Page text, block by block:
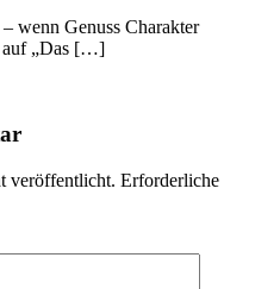
wenn Genuss Charakter
auf „Das […]
veröffentlicht. Erforderliche